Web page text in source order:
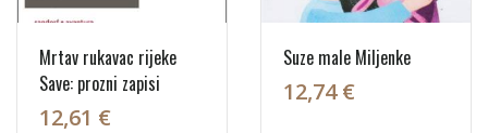
Mrtav rukavac rijeke
Save: prozni zapisi
12,61 €
Suze male Miljenke
12,74 €